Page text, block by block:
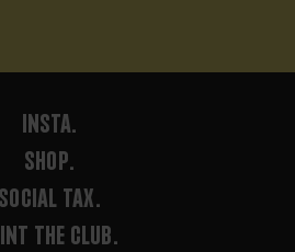
INSTA.
SHOP.
SOCIAL TAX.
THE CLUB.